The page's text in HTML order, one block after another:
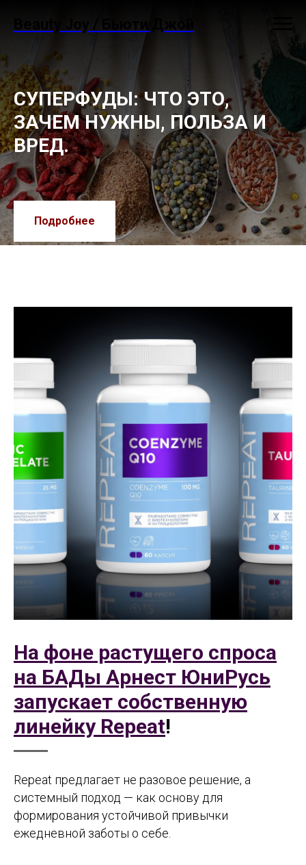
СУПЕРФУДЫ: ЧТО ЭТО,
ЗАЧЕМ НУЖНЫ, ПОЛЬЗА И
ВРЕД.
Подробнее
На фоне растущего спроса
на БАДы Арнест ЮниРусь
запускает собственную
линейку Repeat!
Repeat предлагает не разовое решение, а
системный подход — как основу для
формирования устойчивой привычки
ежедневной заботы о себе.